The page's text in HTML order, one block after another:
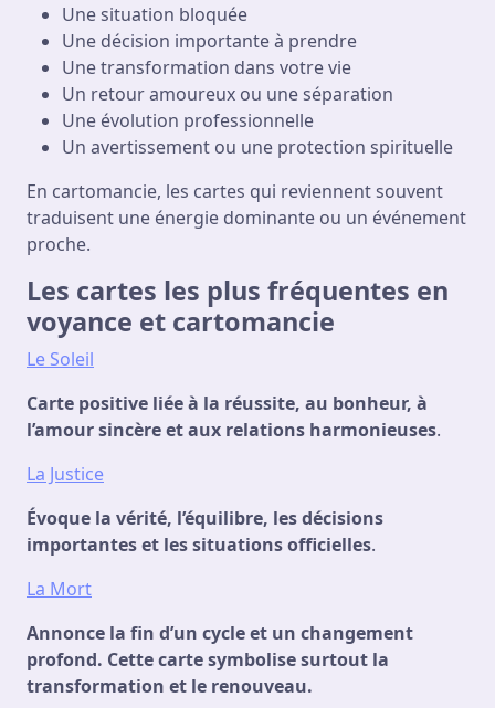
Une situation bloquée
Une décision importante à prendre
Une transformation dans votre vie
Un retour amoureux ou une séparation
Une évolution professionnelle
Un avertissement ou une protection spirituelle
En cartomancie, les cartes qui reviennent souvent
traduisent une énergie dominante ou un événement
proche.
Les cartes les plus fréquentes en
voyance et cartomancie
Le Soleil
Carte positive liée à la réussite, au bonheur, à
l’amour sincère et aux relations harmonieuses.
La Justice
Évoque la vérité, l’équilibre, les décisions
importantes et les situations officielles.
La Mort
Annonce la fin d’un cycle et un changement
profond. Cette carte symbolise surtout la
transformation et le renouveau.